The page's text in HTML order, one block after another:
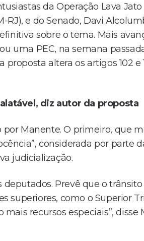
da Operação Lava
RJ), e do Senado, Davi
sobre o tema. Mais
uma PEC, na semana
proposta altera os artigos 102
diz autor da proposta
Manente. O primeiro, que
considerada por parte
judicialização.
deputados. Prevê que o
superiores, como o Superior
mais recursos especiais”,